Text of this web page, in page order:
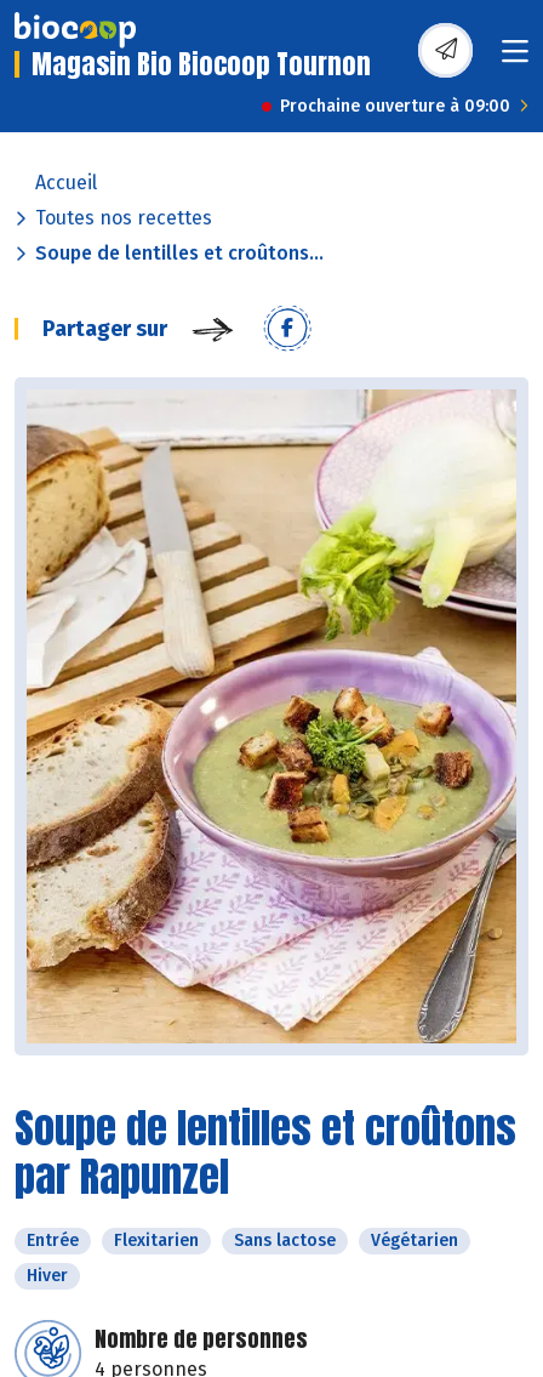
Magasin Bio Biocoop Tournon
Prochaine ouverture à 09:00
Accueil
Toutes nos recettes
Soupe de lentilles et croûtons...
Partager sur
Soupe de lentilles et croûtons
par Rapunzel
Entrée Flexitarien Sans lactose
Végétarien
Hiver
Nombre de personnes
4 personnes